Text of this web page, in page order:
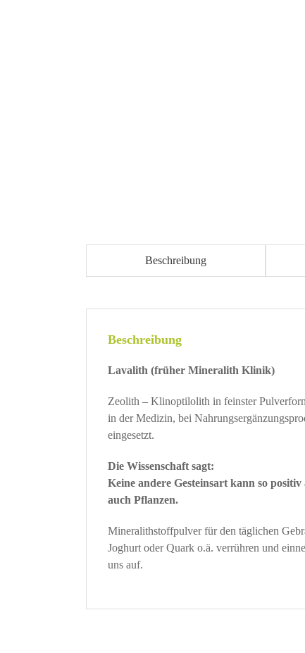
Beschreibung
Beschreibung
Lavalith (früher Mineralith Klinik)
Zeolith – Klinoptilolith in feinster
in der Medizin, bei
eingesetzt.
Die Wissenschaft sagt:
Keine andere Gesteinsart kann so
auch Pflanzen.
Mineralithstoffpulver für den täglichen
Joghurt oder Quark o.ä. verrühren und
uns auf.